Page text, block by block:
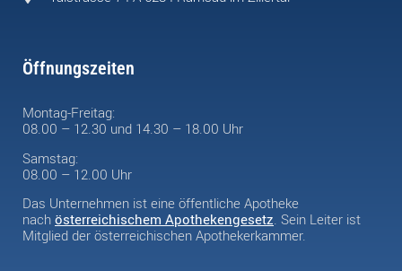
Öffnungszeiten
Montag-Freitag:
08.00 – 12.30 und 14.30 – 18.00 Uhr
Samstag:
08.00 – 12.00 Uhr
Das Unternehmen ist eine öffentliche Apotheke
nach österreichischem Apothekengesetz. Sein Leiter ist
Mitglied der österreichischen Apothekerkammer.